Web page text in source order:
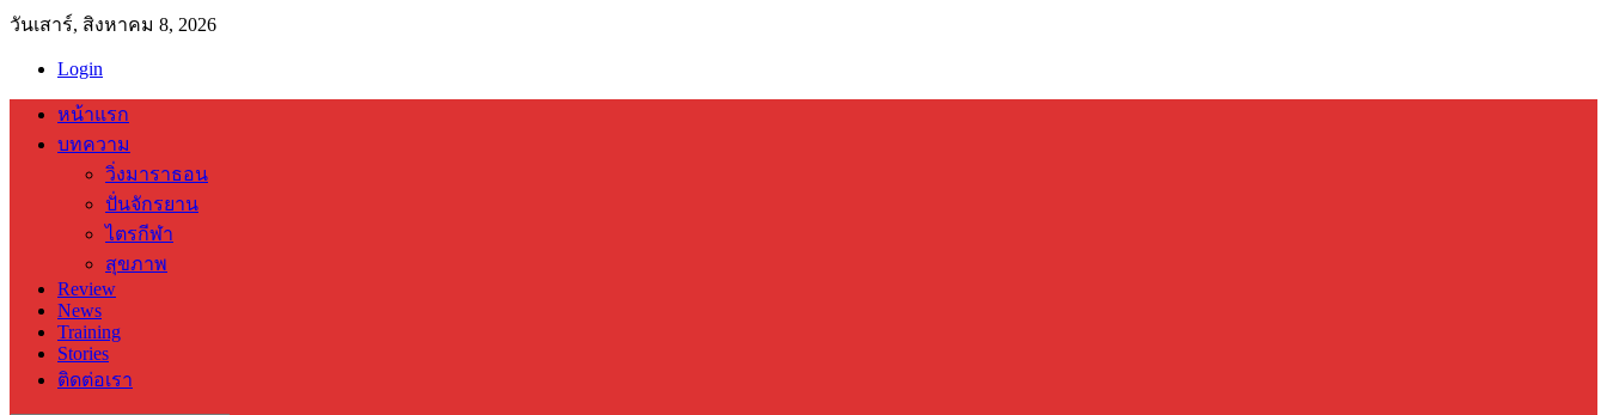
วันเสาร์, สิงหาคม 8, 2026
Login
หน้าแรก
บทความ
วิ่งมาราธอน
ปั่นจักรยาน
ไตรกีฬา
สุขภาพ
Review
News
Training
Stories
ติดต่อเรา